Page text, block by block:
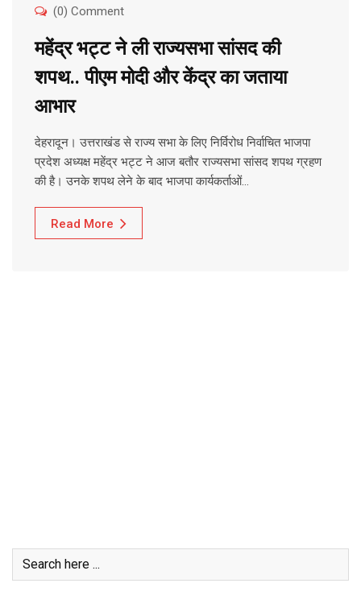
(0) Comment
महेंद्र भट्ट ने ली राज्यसभा सांसद की
शपथ.. पीएम मोदी और केंद्र का जताया
आभार
देहरादून। उत्तराखंड से राज्य सभा के लिए निर्विरोध निर्वाचित भाजपा
प्रदेश अध्यक्ष महेंद्र भट्ट ने आज बतौर राज्यसभा सांसद शपथ ग्रहण
की है। उनके शपथ लेने के बाद भाजपा कार्यकर्ताओं…
Read More